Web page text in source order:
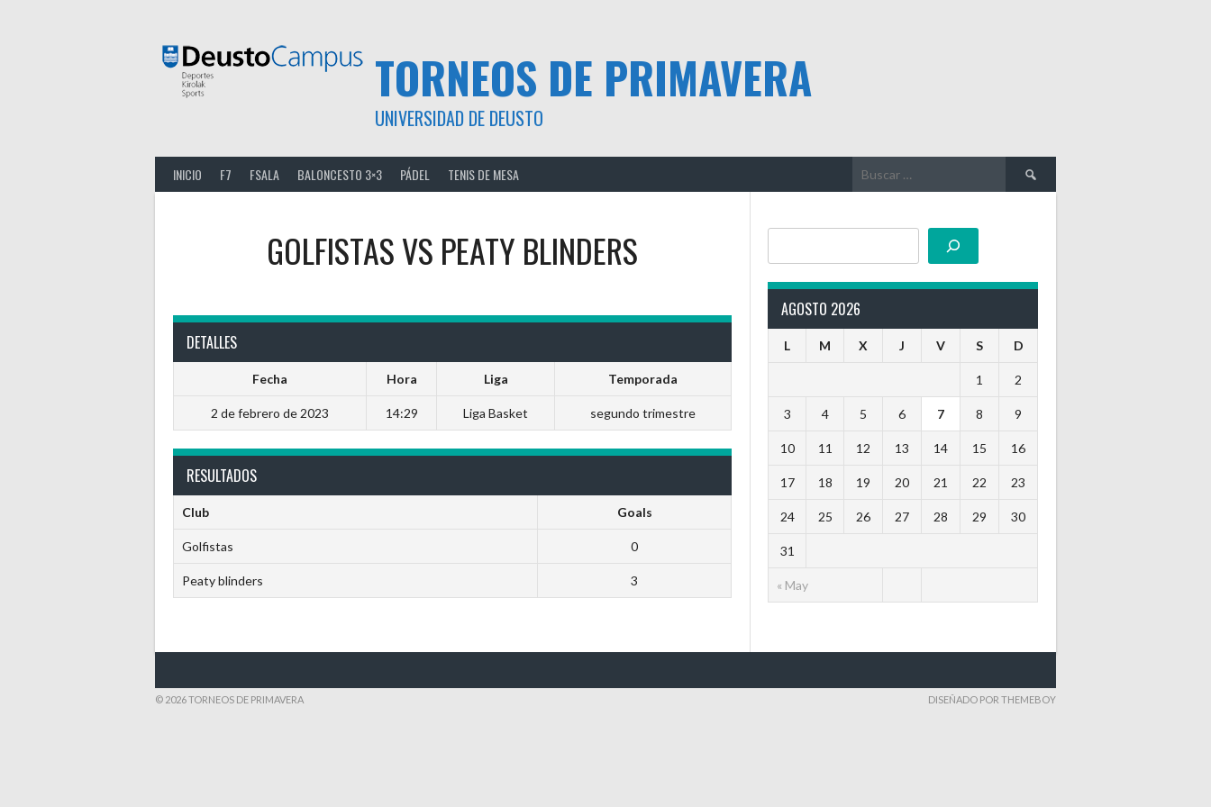
TORNEOS DE PRIMAVERA
UNIVERSIDAD DE DEUSTO
INICIO F7 FSALA BALONCESTO 3×3 PÁDEL TENIS DE MESA Buscar:
GOLFISTASVS PEATY BLINDERS
DETALLES
Fecha Hora Liga Temporada
2 de febrero de 2023 14:29 Liga Basket segundo trimestre
RESULTADOS
Club Goals
Golfistas 0
Peaty blinders 3
AGOSTO 2026
L M X J V S D
« May
1 2
3 4 5 6 7 8 9
10 11 12 13 14 15 16
17 18 19 20 21 22 23
24 25 26 27 28 29 30
31
© 2026 TORNEOS DE PRIMAVERA DISEÑADO POR THEMEBOY